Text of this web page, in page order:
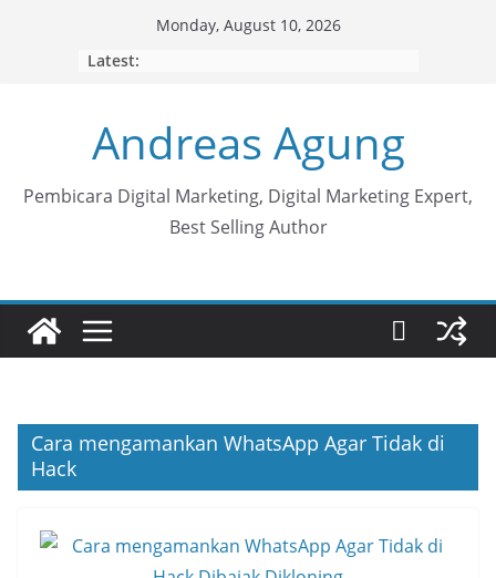
Monday, August 10, 2026
Latest:
Andreas Agung
Pembicara Digital Marketing, Digital Marketing Expert,
Best Selling Author
Cara mengamankan WhatsApp Agar Tidak di
Hack